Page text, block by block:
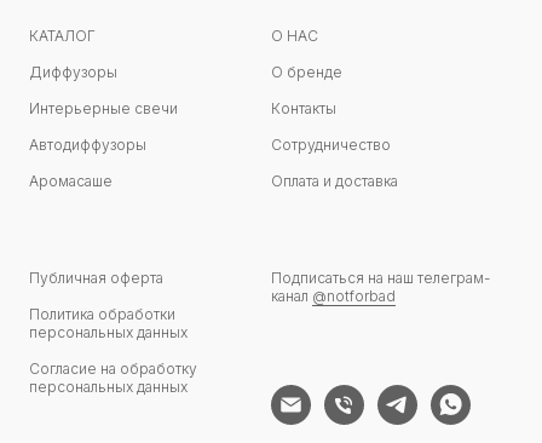
КАТАЛОГ
Диффузоры
Интерьерные свечи
Автодиффузоры
Аромасаше
О НАС
О бренде
Контакты
Сотрудничество
Оплата и доставка
Публичная оферта
Политика обработки
персональных данных
Согласие на обработку
персональных данных
Подписаться на наш телеграм-
канал @notforbad